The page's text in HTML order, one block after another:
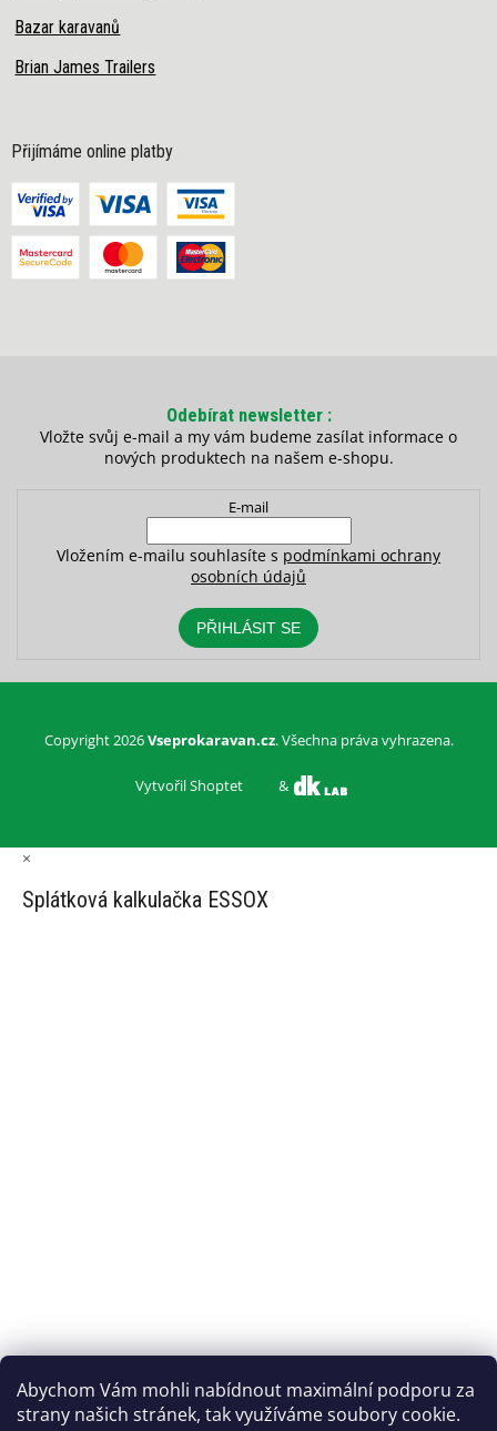
Abychom Vám mohli nabídnout maximální podporu za
strany našich stránek, tak využíváme soubory cookie.
Bazar karavanů
Brian James Trailers
Přijímáme online platby
Odebírat newsletter
Vložte svůj e-mail a my vám budeme zasílat informace o
nových produktech na našem e-shopu.
E-mail
Vložením e-mailu souhlasíte s podmínkami ochrany
osobních údajů
PŘIHLÁSIT SE
Vytvořil Shoptet &
Copyright 2026Vseprokaravan.cz. Všechna práva vyhrazena.
×
Splátková kalkulačka ESSOX